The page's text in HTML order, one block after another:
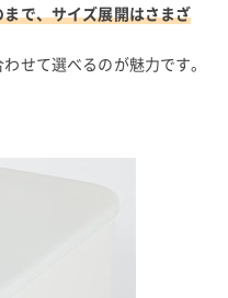
で、サイズ展開はさまざ
せて選べるのが魅力です。